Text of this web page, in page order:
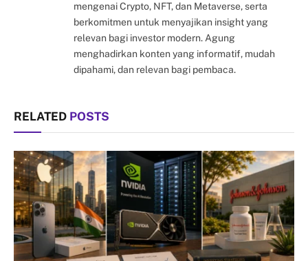
mengenai Crypto, NFT, dan Metaverse, serta
berkomitmen untuk menyajikan insight yang
relevan bagi investor modern. Agung
menghadirkan konten yang informatif, mudah
dipahami, dan relevan bagi pembaca.
RELATED POSTS